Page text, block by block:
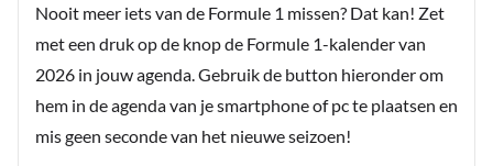
Nooit meer iets van de Formule 1 missen? Dat kan! Zet
met een druk op de knop de Formule 1-kalender van
2026 in jouw agenda. Gebruik de button hieronder om
hem in de agenda van je smartphone of pc te plaatsen en
mis geen seconde van het nieuwe seizoen!